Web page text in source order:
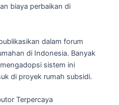
biaya perbaikan di
dalam forum
di Indonesia. Banyak
sistem ini
di proyek rumah subsidi.
Terpercaya